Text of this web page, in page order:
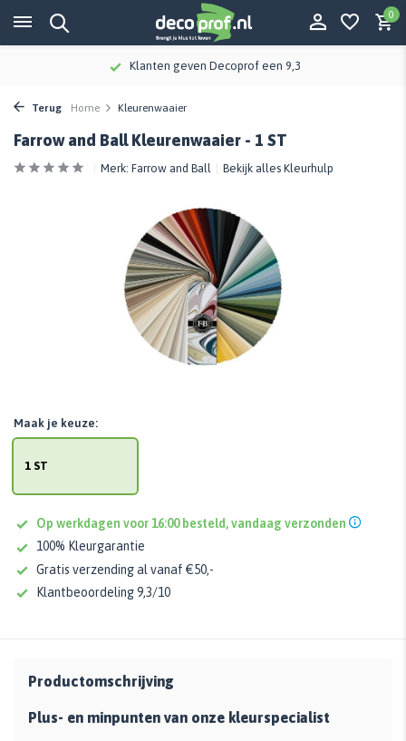
0
Klanten geven Decoprof een 9,3
Terug Home Kleurenwaaier
Farrow and Ball Kleurenwaaier - 1 ST
Merk: Farrow and Ball Bekijk alles Kleurhulp
1 ST
Maak je keuze:
Op werkdagen voor 16:00 besteld, vandaag verzonden
100% Kleurgarantie
Gratis verzending al vanaf €50,-
Klantbeoordeling 9,3/10
Productomschrijving
Plus- en minpunten van onze kleurspecialist